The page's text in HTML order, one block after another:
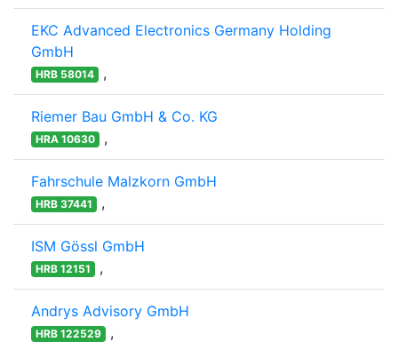
EKC Advanced Electronics Germany Holding
GmbH
HRB 58014 ,
Riemer Bau GmbH & Co. KG
HRA 10630 ,
Fahrschule Malzkorn GmbH
HRB 37441 ,
ISM Gössl GmbH
HRB 12151 ,
Andrys Advisory GmbH
HRB 122529 ,